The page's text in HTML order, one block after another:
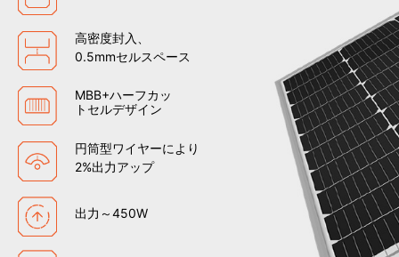
高密度封入、
0.5mmセルスペース
MBB+ハーフカッ
トセルデザイン
円筒型ワイヤーにより
2%出力アップ
出力～450W